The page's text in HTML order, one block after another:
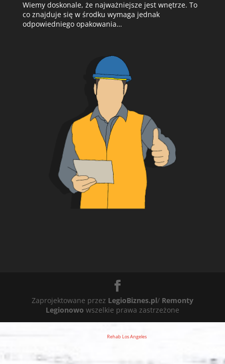
Wiemy doskonale, że najważniejsze jest wnętrze. To
co znajduje się w środku wymaga jednak
odpowiedniego opakowania…
Zaprojektowane przez LegioBiznes.pl/ Remonty
Legionowo wszelkie prawa zastrzeżone
Rehab Los Angeles